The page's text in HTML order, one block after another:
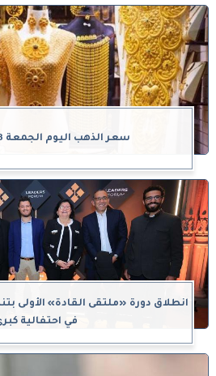
سعر الذهب اليوم الجمعة 23 فبراير 2024
انطلاق دورة «ملتقى القادة» الأولى
في احتفالية